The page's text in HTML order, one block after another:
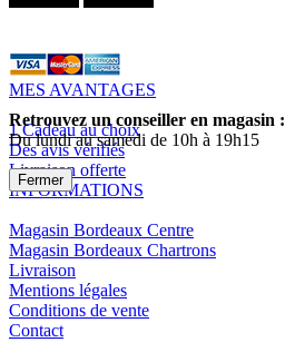
MES AVANTAGES
1 Cadeau au choix
Des avis vérifiés
Livraison offerte
INFORMATIONS
Magasin Bordeaux Centre
Magasin Bordeaux Chartrons
Livraison
Mentions légales
Conditions de vente
Contact
Retrouvez un conseiller en magasin :
Du lundi au samedi de 10h à 19h15
Fermer